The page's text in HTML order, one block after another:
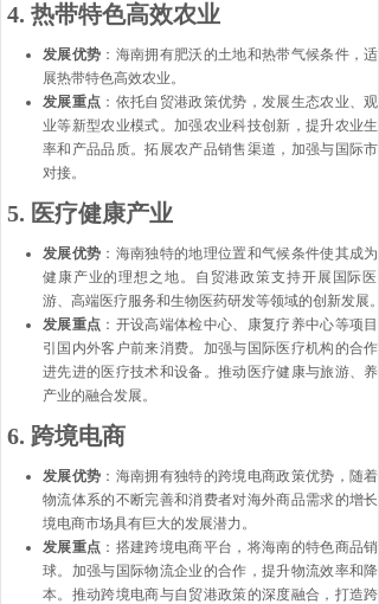
4. 热带特色高效农业
发展优势 ：海南拥有肥沃的土地和热带气候条件，适
展热带特色高效农业。
发展重点 ：依托自贸港政策优势，发展生态农业、观
业等新型农业模式。加强农业科技创新，提升农业生
率和产品品质。拓展农产品销售渠道，加强与国际市
对接。
5. 医疗健康产业
发展优势 ：海南独特的地理位置和气候条件使其成为
健康产业的理想之地。自贸港政策支持开展国际医
游、高端医疗服务和生物医药研发等领域的创新发展。
发展重点 ：开设高端体检中心、康复疗养中心等项目
引国内外客户前来消费。加强与国际医疗机构的合作
进先进的医疗技术和设备。推动医疗健康与旅游、养
产业的融合发展。
6. 跨境电商
发展优势 ：海南拥有独特的跨境电商政策优势，随着
物流体系的不断完善和消费者对海外商品需求的增长
境电商市场具有巨大的发展潜力。
发展重点 ：搭建跨境电商平台，将海南的特色商品销
球。加强与国际物流企业的合作，提升物流效率和降
本。推动跨境电商与自贸港政策的深度融合，打造跨